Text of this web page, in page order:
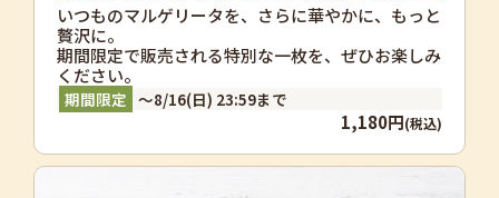
いつものマルゲリータを、さらに華やかに、もっと
贅沢に。
期間限定で販売される特別な一枚を、ぜひお楽しみ
ください。
～8/16(日) 23:59まで
1,180円(税込)